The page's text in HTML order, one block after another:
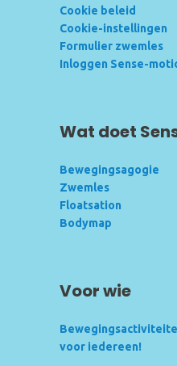
Cookie beleid
Cookie-instellingen
Formulier zwemles
Inloggen Sense-
Wat doet
Bewegingsagogie
Zwemles
Floatsation
Bodymap
Voor wie
voor iedereen!